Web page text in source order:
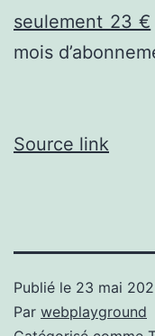
seulement 23 €
mois
Source link
Publié le 23 mai
Par webplayground